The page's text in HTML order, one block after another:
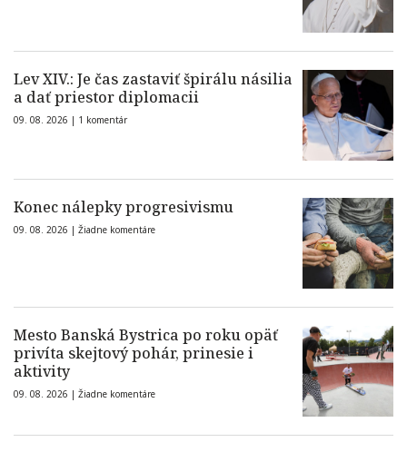
Lev XIV.: Je čas zastaviť špirálu násilia
a dať priestor diplomacii
09. 08. 2026 | 1 komentár
Konec nálepky progresivismu
09. 08. 2026 | Žiadne komentáre
Mesto Banská Bystrica po roku opäť
privíta skejtový pohár, prinesie i
aktivity
09. 08. 2026 | Žiadne komentáre